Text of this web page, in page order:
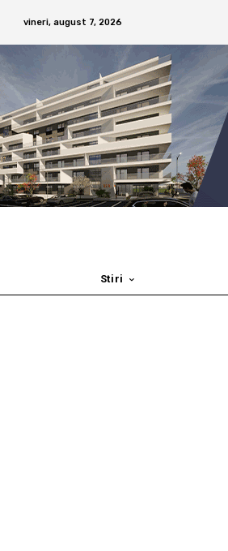
vineri, august 7, 2026
Stiri